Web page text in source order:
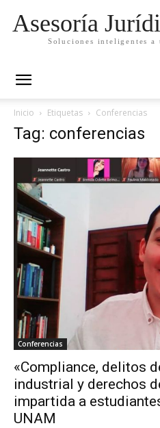
Asesoría
Soluciones inteligentes a
Inicio Etiquetas Conferencias
Tag: conferencias
Conferencias
«Compliance, delitos
industrial y derechos
impartida a
UNAM